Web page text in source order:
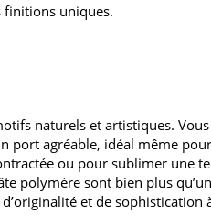
finitions uniques.
naturels et artistiques.
port agréable, idéal même
ou pour sublimer une
polymère sont bien plus
et de sophistication